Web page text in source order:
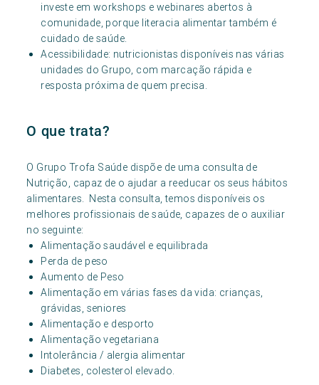
investe em workshops e webinares abertos à
comunidade, porque literacia alimentar também é
cuidado de saúde.
Acessibilidade: nutricionistas disponíveis nas várias
unidades do Grupo, com marcação rápida e
resposta próxima de quem precisa.
O que trata?
O Grupo Trofa Saúde dispõe de uma consulta de
Nutrição, capaz de o ajudar a reeducar os seus hábitos
alimentares. Nesta consulta, temos disponíveis os
melhores profissionais de saúde, capazes de o auxiliar
no seguinte:
Alimentação saudável e equilibrada
Perda de peso
Aumento de Peso
Alimentação em várias fases da vida: crianças,
grávidas, seniores
Alimentação e desporto
Alimentação vegetariana
Intolerância / alergia alimentar
Diabetes, colesterol elevado.